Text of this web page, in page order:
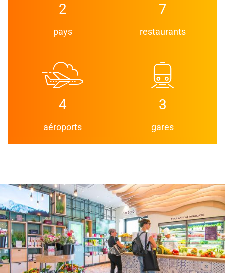
2
pays
7
restaurants
4
aéroports
3
gares